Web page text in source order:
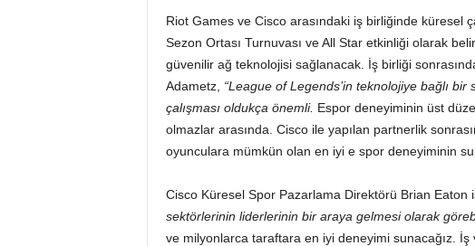
Riot Games ve Cisco arasındaki iş birliğinde küresel
Sezon Ortası Turnuvası ve All Star etkinliği olarak
güvenilir ağ teknolojisi sağlanacak. İş birliği
Adametz, “League of Legends’in teknolojiye bağlı
çalışması oldukça önemli. Espor deneyiminin üst
olmazlar arasında. Cisco ile yapılan partnerlik
oyunculara mümkün olan en iyi e spor deneyiminin
Cisco Küresel Spor Pazarlama Direktörü Brian Eaton
sektörlerinin liderlerinin bir araya gelmesi olarak
ve milyonlarca taraftara en iyi deneyimi sunacağız. İş